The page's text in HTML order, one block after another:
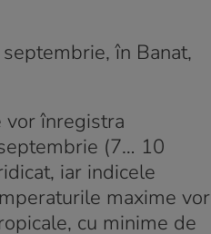
în Banat,
vor înregistra
(7… 10
iar indicele
maxime vor
cu minime de